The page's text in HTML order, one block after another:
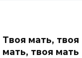
Твоя мать, твоя
мать, твоя мать